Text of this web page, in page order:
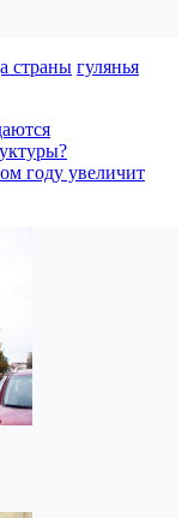
страны гулянья
году увеличит